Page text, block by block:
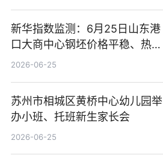
新华指数监测：6月25日山东港
口大商中心钢坯价格平稳、热轧
C料价格微幅下跌
2026-06-25
苏州市相城区黄桥中心幼儿园举
办小班、托班新生家长会
2026-06-25